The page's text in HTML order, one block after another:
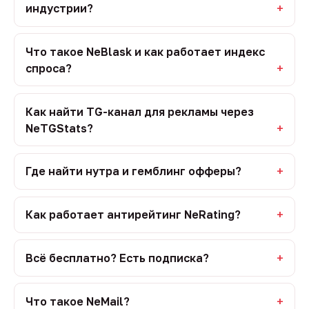
индустрии?
Что такое NeBlask и как работает индекс
спроса?
Как найти TG-канал для рекламы через
NeTGStats?
Где найти нутра и гемблинг офферы?
Как работает антирейтинг NeRating?
Всё бесплатно? Есть подписка?
Что такое NeMail?